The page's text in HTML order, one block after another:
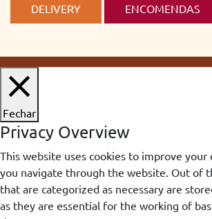
DELIVERY ENCOMENDAS
Fechar
Privacy Overview
This website uses cookies to improve your
you navigate through the website. Out of
that are categorized as necessary are
as they are essential for the working of